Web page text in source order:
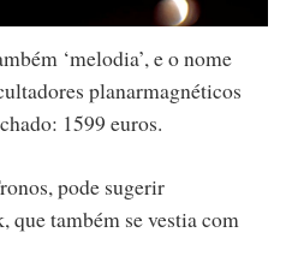
‘melodia’, e o nome
planarmagnéticos
1599 euros.
pode sugerir
que também se vestia com